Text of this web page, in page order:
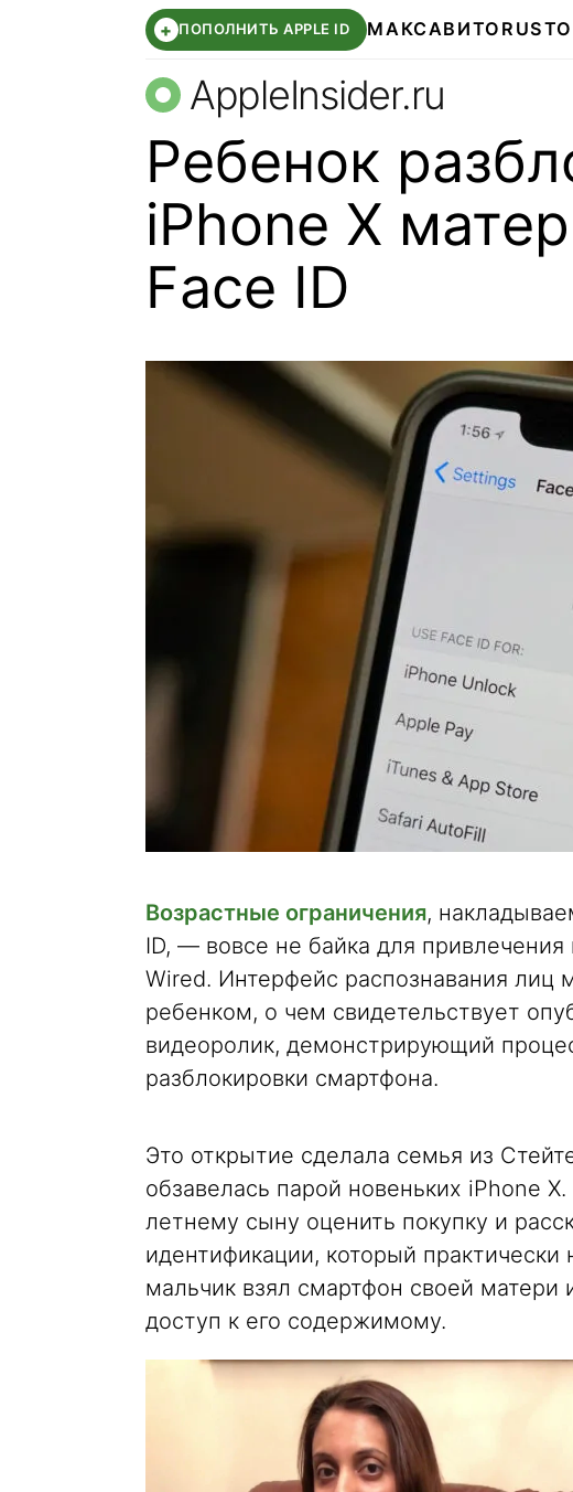
+ ПОПОЛНИТЬ APPLE ID МАКСАВИТО
AppleInsider.ru
Ребенок
iPhone X
Face ID
Возрастные ограничения,
ID, — вовсе не байка для
Wired. Интерфейс распознавания
ребенком, о чем свидетельствует
видеоролик, демонстрирующий
разблокировки смартфона.
Это открытие сделала семья из
обзавелась парой новеньких iPhone
летнему сыну оценить покупку и
идентификации, который
мальчик взял смартфон своей
доступ к его содержимому.